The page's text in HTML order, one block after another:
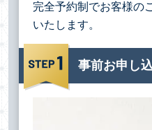
完全予約制でお客様の
いたします。
事前お申し